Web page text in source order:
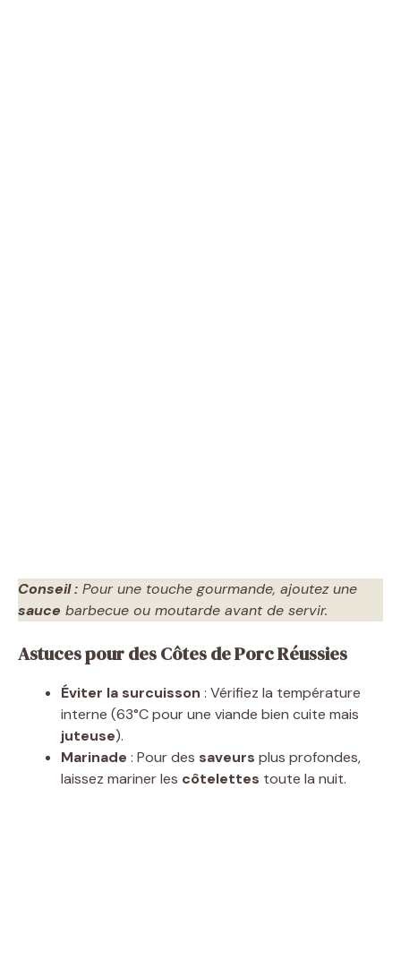
Conseil : Pour une touche gourmande, ajoutez une
sauce barbecue ou moutarde avant de servir.
Astuces pour des Côtes de Porc Réussies
Éviter la surcuisson : Vérifiez la température
interne (63°C pour une viande bien cuite mais
juteuse).
Marinade : Pour des saveurs plus profondes,
laissez mariner les côtelettes toute la nuit.